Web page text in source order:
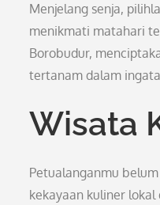
Menjelang senja,
menikmati matahari
Borobudur,
tertanam dalam
Wisata
Petualanganmu
kekayaan kuliner lokal